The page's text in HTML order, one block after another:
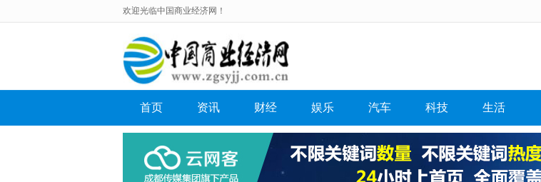
欢迎光临中国商业经济网！
首页 资讯 财经 娱乐 汽车 科技 生活